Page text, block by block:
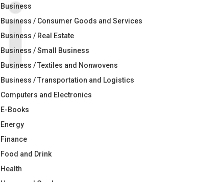
Business
Business / Consumer Goods and Services
Business / Real Estate
Business / Small Business
Business / Textiles and Nonwovens
Business / Transportation and Logistics
Computers and Electronics
E-Books
Energy
Finance
Food and Drink
Health